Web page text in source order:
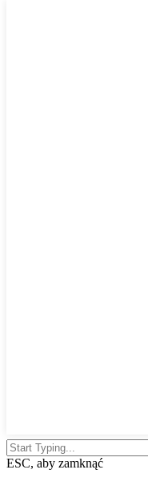
ESC, aby zamknąć